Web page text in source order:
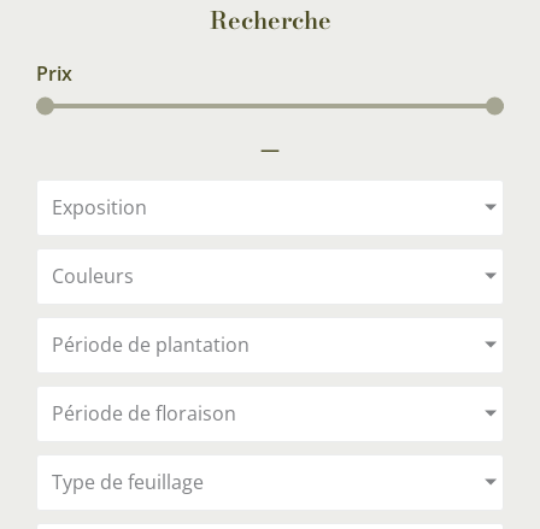
Recherche
Prix
—
Exposition
Couleurs
Période de plantation
Période de floraison
Type de feuillage